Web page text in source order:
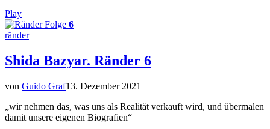
Play
Folge 6
ränder
Shida Bazyar. Ränder 6
von Guido Graf13. Dezember 2021
„wir nehmen das, was uns als Realität verkauft wird, und übermalen
damit unsere eigenen Biografien“